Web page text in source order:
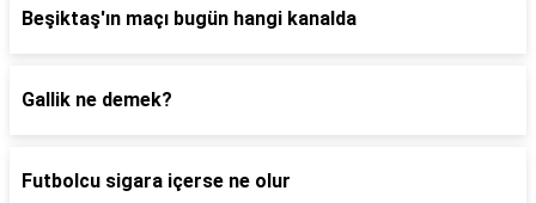
Beşiktaş'ın maçı bugün hangi kanalda
Gallik ne demek?
Futbolcu sigara içerse ne olur